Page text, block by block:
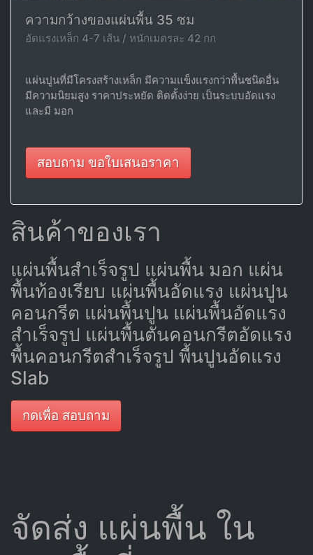
ความกว้างของแผ่นพื้น 35 ซม
อัดแรงเหล็ก 4-7 เส้น / หนักเมตรละ 42 กก
แผ่นปูนที่มีโครงสร้างเหล็ก มีความแข็งแรงกว่าพื้นชนิดอื่น
มีความนิยมสูง ราคาประหยัด ติดตั้งง่าย เป็นระบบอัดแรง
และมี มอก
สอบถาม ขอใบเสนอราคา
สินค้าของเรา
แผ่นพื้นสำเร็จรูป แผ่นพื้น มอก แผ่น
พื้นท้องเรียบ แผ่นพื้นอัดแรง แผ่นปูน
คอนกรีต แผ่นพื้นปูน แผ่นพื้นอัดแรง
สำเร็จรูป แผ่นพื้นตันคอนกรีตอัดแรง
พื้นคอนกรีตสำเร็จรูป พื้นปูนอัดแรง
Slab
กดเพื่อ สอบถาม
จัดส่ง แผ่นพื้น ใน